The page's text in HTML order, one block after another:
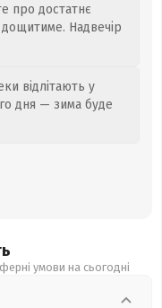
про достатнє
дощитиме. Надвечір
відлітають у
дня — зима буде
умови на сьогодні